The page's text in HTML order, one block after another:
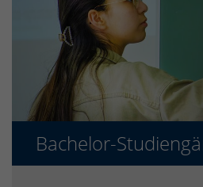
Bachelor-